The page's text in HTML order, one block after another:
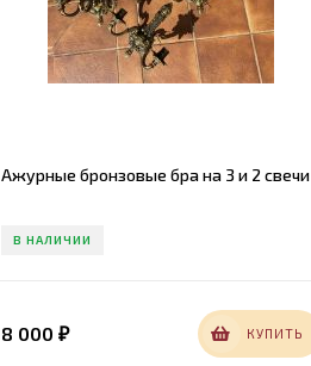
Ажурные бронзовые бра на 3 и 2 свечи
В НАЛИЧИИ
8 000 ₽ КУПИТЬ